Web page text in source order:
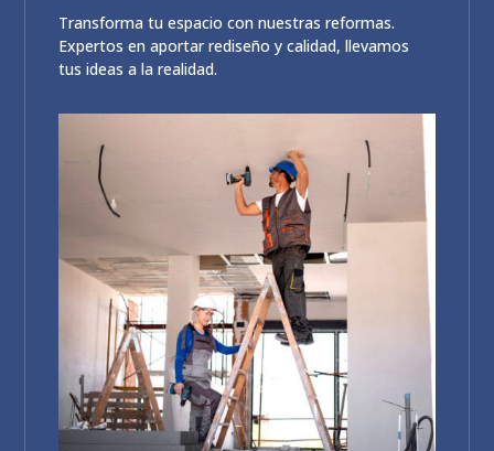
Transforma tu espacio con nuestras reformas.
Expertos en aportar rediseño y calidad, llevamos
tus ideas a la realidad.